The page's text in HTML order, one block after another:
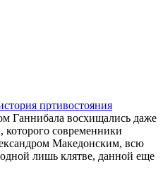
пртивостояния
Ганнибала восхищались даже
которого современники
Македонским, всю
лишь клятве, данной еще